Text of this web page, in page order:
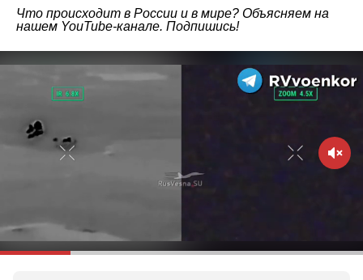
Что происходит в России и в мире? Объясняем на
нашем YouTube-канале. Подпишись!